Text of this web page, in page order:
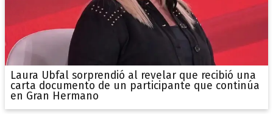
Laura Ubfal sorprendió al revelar que recibió una
carta documento de un participante que continúa
en Gran Hermano